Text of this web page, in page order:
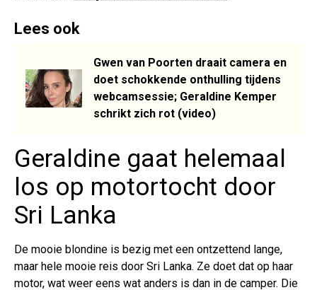
Lees ook
Gwen van Poorten draait camera en
doet schokkende onthulling tijdens
webcamsessie; Geraldine Kemper
schrikt zich rot (video)
Geraldine gaat helemaal
los op motortocht door
Sri Lanka
De mooie blondine is bezig met een ontzettend lange,
maar hele mooie reis door Sri Lanka. Ze doet dat op haar
motor, wat weer eens wat anders is dan in de camper. Die